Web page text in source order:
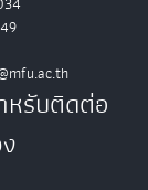
หรับติดต่อ